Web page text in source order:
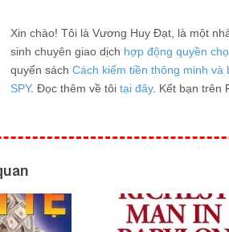
Xin chào! Tôi là Vương Huy Đạt, là một
sinh chuyên giao dịch hợp động quyền
quyển sách Cách kiếm tiền thông minh
SPY. Đọc thêm về tôi tại đây. Kết bạn trên